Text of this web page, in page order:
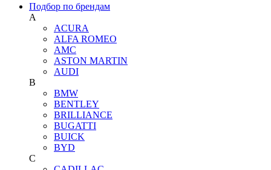
Подбор по брендам
A
ACURA
ALFA ROMEO
AMC
ASTON MARTIN
AUDI
B
BMW
BENTLEY
BRILLIANCE
BUGATTI
BUICK
BYD
C